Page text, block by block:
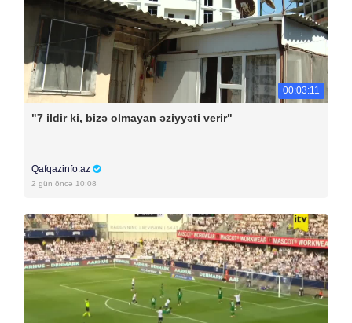
00:03:11
"7 ildir ki, bizə olmayan əziyyəti verir"
Qafqazinfo.az
2 gün öncə 10:08